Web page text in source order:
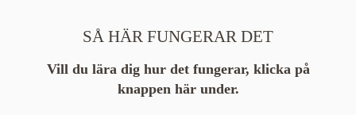
SÅ HÄR FUNGERAR DET
Vill du lära dig hur det fungerar, klicka på
knappen här under.